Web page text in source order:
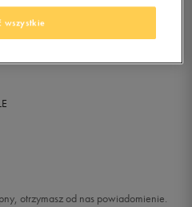
otrzymasz od nas powiadomienie.
wszystkie